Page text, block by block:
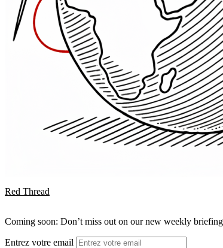
Red Thread
Coming soon: Don’t miss out on our new weekly
Entrez votre email